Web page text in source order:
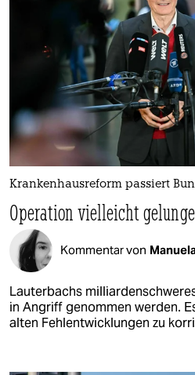
Krankenhausreform passiert
Operation vielleicht
Kommentar von
Lauterbachs
in Angriff genommen werden.
alten Fehlentwicklungen zu